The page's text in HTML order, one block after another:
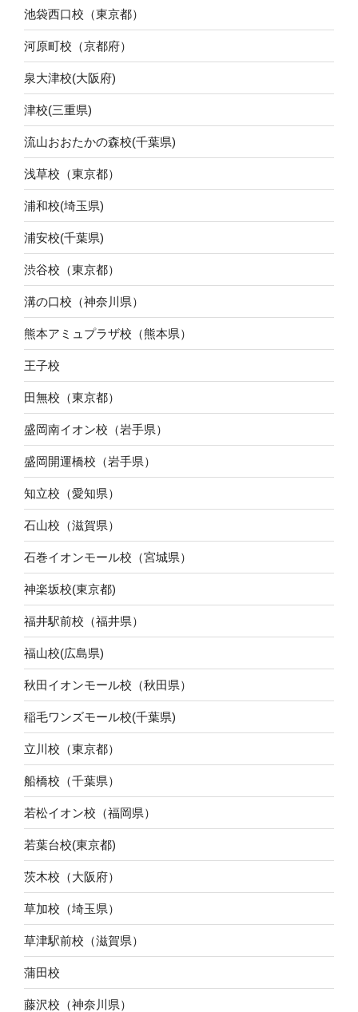
池袋西口校（東京都）
河原町校（京都府）
泉大津校(大阪府)
津校(三重県)
流山おおたかの森校(千葉県)
浅草校（東京都）
浦和校(埼玉県)
浦安校(千葉県)
渋谷校（東京都）
溝の口校（神奈川県）
熊本アミュプラザ校（熊本県）
王子校
田無校（東京都）
盛岡南イオン校（岩手県）
盛岡開運橋校（岩手県）
知立校（愛知県）
石山校（滋賀県）
石巻イオンモール校（宮城県）
神楽坂校(東京都)
福井駅前校（福井県）
福山校(広島県)
秋田イオンモール校（秋田県）
稲毛ワンズモール校(千葉県)
立川校（東京都）
船橋校（千葉県）
若松イオン校（福岡県）
若葉台校(東京都)
茨木校（大阪府）
草加校（埼玉県）
草津駅前校（滋賀県）
蒲田校
藤沢校（神奈川県）